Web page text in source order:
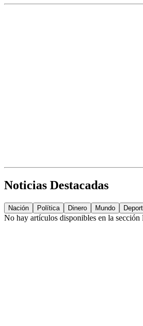
Noticias Destacadas
Nación Política Dinero Mundo
No hay artículos disponibles en la sección